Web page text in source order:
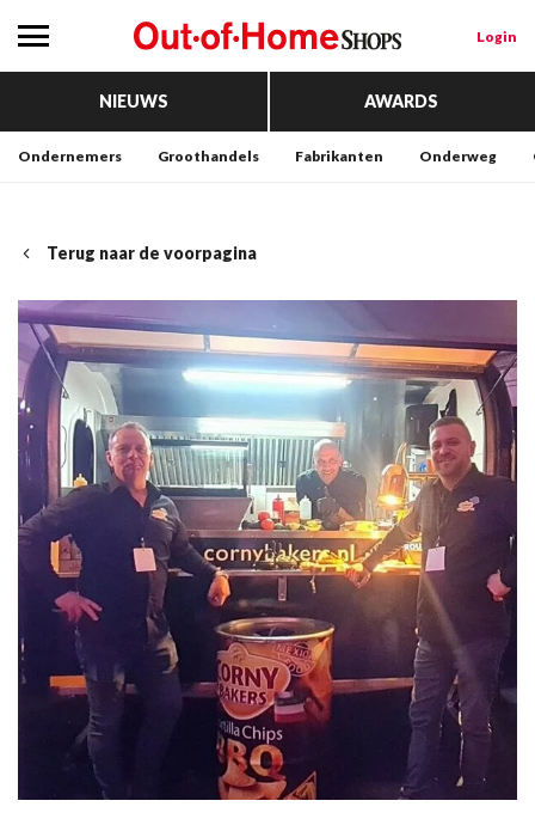
Login
NIEUWS AWARDS
Ondernemers Groothandels Fabrikanten Onderweg
Terug naar de voorpagina